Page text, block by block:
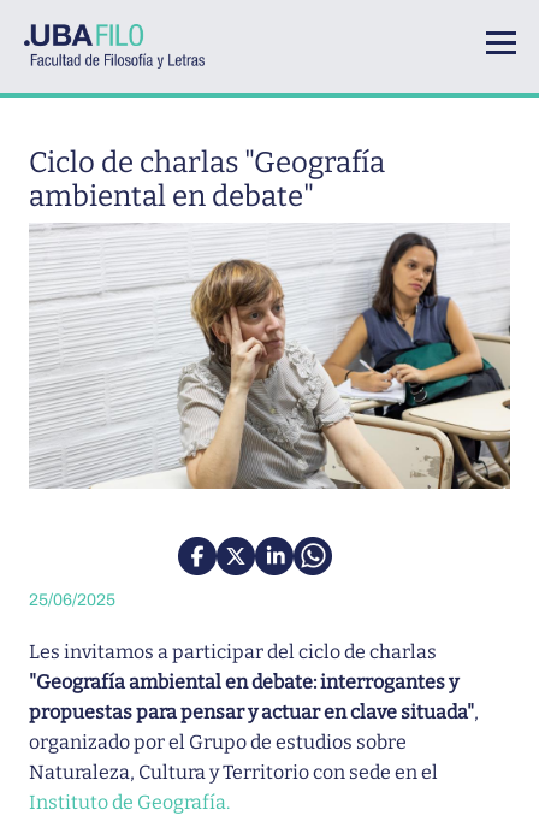
Ciclo de charlas "Geografía
ambiental en debate"
25/06/2025
Les invitamos a participar del ciclo de charlas
"Geografía ambiental en debate: interrogantes y
propuestas para pensar y actuar en clave situada",
organizado por el Grupo de estudios sobre
Naturaleza, Cultura y Territorio con sede en el
Instituto de Geografía.